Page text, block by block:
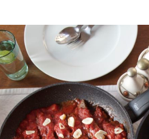
Lust
Mit
ganz
erhältst